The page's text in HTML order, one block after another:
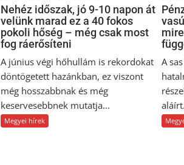
Nehéz időszak, jó 9-10 napon át
velünk marad ez a 40 fokos
pokoli hőség – még csak most
fog ráerősíteni
A június végi hőhullám is rekordokat
döntögetett hazánkban, ez viszont
még hosszabbnak és még
keservesebbnek mutatja...
Megyei hírek
A